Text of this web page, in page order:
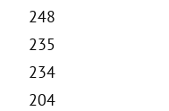
248
235
234
204